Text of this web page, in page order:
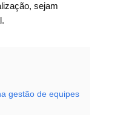
sejam
gestão de equipes